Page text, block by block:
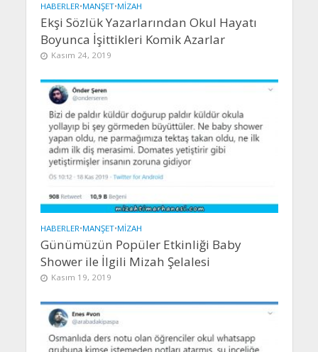
HABERLER•MANŞET•MIZAH
Ekşi Sözlük Yazarlarından Okul Hayatı
Boyunca İşittikleri Komik Azarlar
Kasım 24, 2019
HABERLER•MANŞET•MIZAH
Günümüzün Popüler Etkinliği Baby
Shower ile İlgili Mizah Şelalesi
Kasım 19, 2019